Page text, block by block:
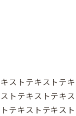
ストテキストテ
トテキストテキ
テキストテキス